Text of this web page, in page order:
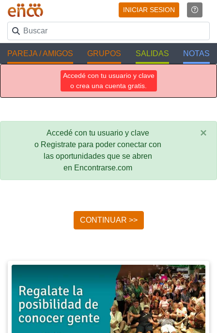
INICIAR SESION
PAREJA / AMIGOS GRUPOS SALIDAS NOTAS
Accedé con tu usuario y clave
o crea una cuenta gratis.
Accedé con tu usuario y clave
o Registrate para poder conectar con
las oportunidades que se abren
en Encontrarse.com
×
CONTINUAR >>